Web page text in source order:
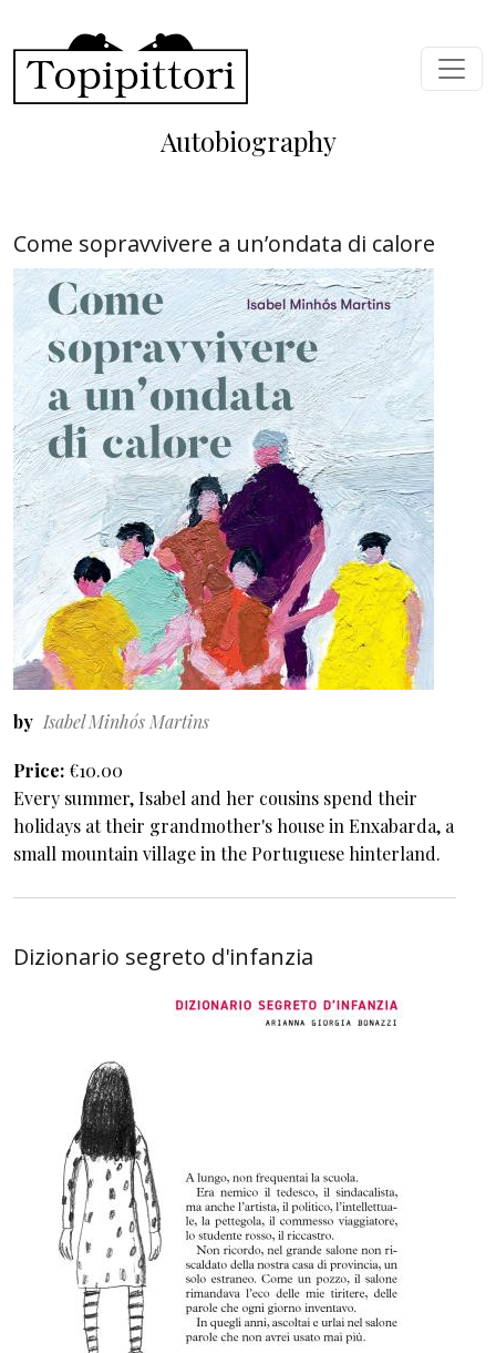
Autobiography
Come sopravvivere a un’ondata di calore
by Isabel Minhós Martins
Price €10.00
Every summer, Isabel and her cousins spend their
holidays at their grandmother's house in Enxabarda, a
small mountain village in the Portuguese hinterland.
Dizionario segreto d'infanzia